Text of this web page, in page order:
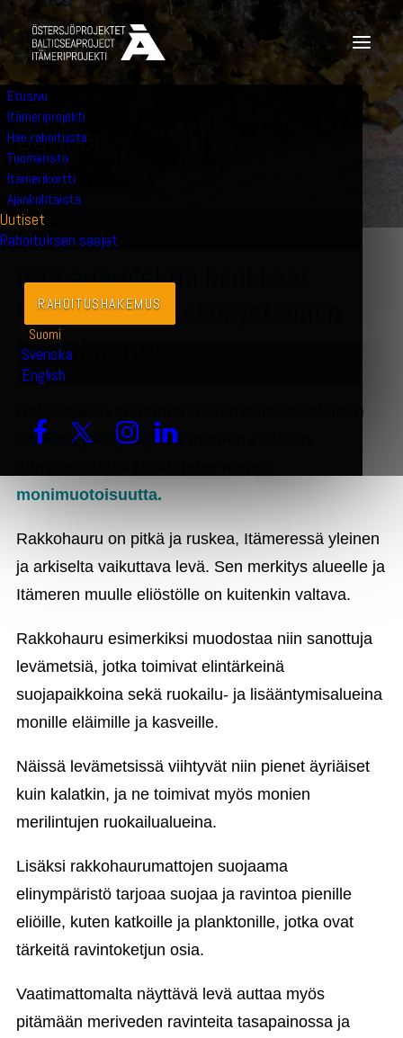
Etusivu
Itämeriprojekti
Hae rahoitusta
Tuomaristo
Itämerikortti
Ajankohtaista
Uutiset
Rahoituksen saajat
RAHOITUSHAKEMUS
Suomi
Svenska
English
11.12.2024
Uutine
Itämeriprojektin hankkeet
kannattelevat ekosysteemin
tukipilareita
Rakkohauru on Itämeren elinvoiman salainen
sankari, joka ylläpitää monien eliöiden
monimuotoisuutta.
Rakkohauru on pitkä ja ruskea, Itämeressä yleinen
ja arkiselta vaikuttava levä. Sen merkitys alueelle ja
Itämeren muulle eliöstölle on kuitenkin valtava.
Rakkohauru esimerkiksi muodostaa niin sanottuja
levämetsiä, jotka toimivat elintärkeinä
suojapaikkoina sekä ruokailu- ja lisääntymisalueina
monille eläimille ja kasveille.
Näissä levämetsissä viihtyvät niin pienet äyriäiset
kuin kalatkin, ja ne toimivat myös monien
merilintujen ruokailualueina.
Lisäksi rakkohaurumattojen suojaama
elinympäristö tarjoaa suojaa ja ravintoa pienille
eliöille, kuten katkoille ja planktonille, jotka ovat
tärkeitä ravintoketjun osia.
Vaatimattomalta näyttävä levä auttaa myös
pitämään meriveden ravinteita tasapainossa ja